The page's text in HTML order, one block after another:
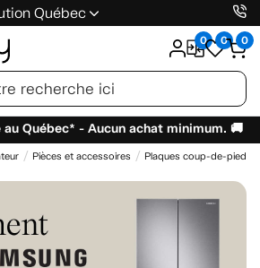
Québec
0 0 0
Québec* - Aucun achat minimum. 🚚
Pièces et accessoires Plaques coup-de-pied